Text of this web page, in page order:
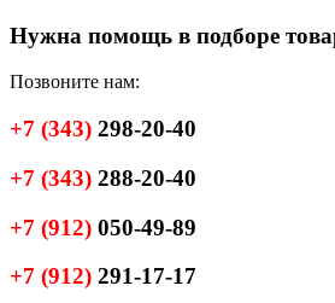
Нужна помощь в подборе
Позвоните нам:
+7 (343) 298-20-40
+7 (343) 288-20-40
+7 (912) 050-49-89
+7 (912) 291-17-17